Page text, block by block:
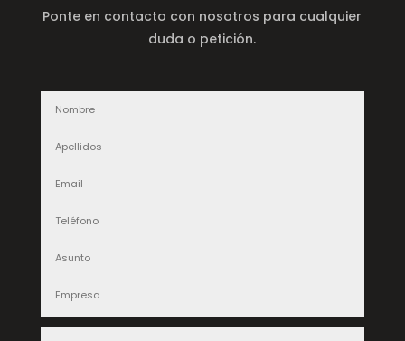
Ponte en contacto con nosotros para cualquier
duda o petición.